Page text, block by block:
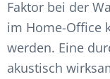
Faktor bei der
im Home-Office
werden. Eine
akustisch